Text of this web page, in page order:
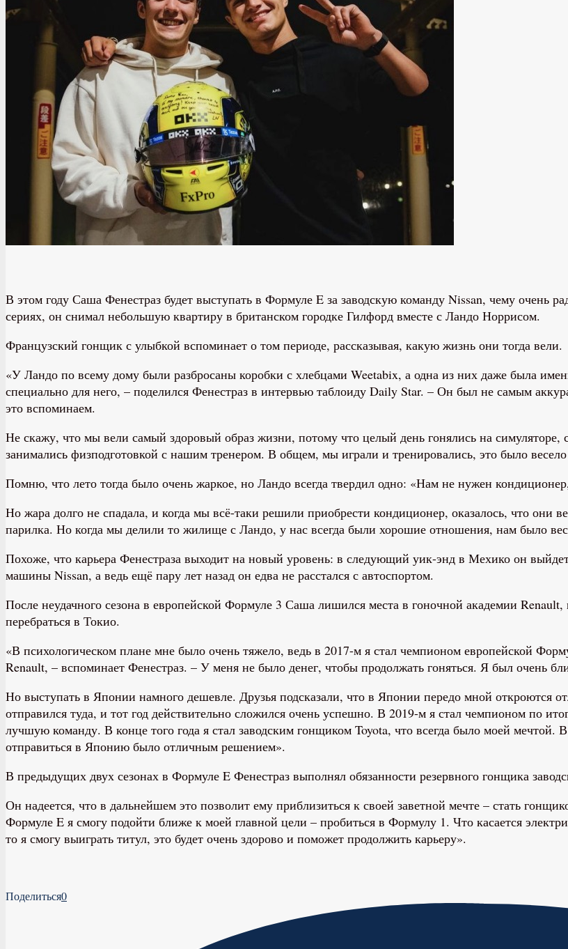
В этом году Саша Фенестраз будет выступать в Формуле E за заводскую команду Nissan, чему очень
сериях, он снимал небольшую квартиру в британском городке Гилфорд вместе с Ландо Норрисом.
Французский гонщик с улыбкой вспоминает о том периоде, рассказывая, какую жизнь они тогда вели.
«У Ландо по всему дому были разбросаны коробки с хлебцами Weetabix, а одна из них даже была
специально для него, – поделился Фенестраз в интервью таблоиду Daily Star. – Он был не самым
это вспоминаем.
Не скажу, что мы вели самый здоровый образ жизни, потому что целый день гонялись на
занимались физподготовкой с нашим тренером. В общем, мы играли и тренировались, это было
Помню, что лето тогда было очень жаркое, но Ландо всегда твердил одно: «Нам не нужен
Но жара долго не спадала, и когда мы всё-таки решили приобрести кондиционер, оказалось, что они
парилка. Но когда мы делили то жилище с Ландо, у нас всегда были хорошие отношения, нам было
Похоже, что карьера Фенестраза выходит на новый уровень: в следующий уик-энд в Мехико он
машины Nissan, а ведь ещё пару лет назад он едва не расстался с автоспортом.
После неудачного сезона в европейской Формуле 3 Саша лишился места в гоночной академии
перебраться в Токио.
«В психологическом плане мне было очень тяжело, ведь в 2017-м я стал чемпионом европейской
Renault, – вспоминает Фенестраз. – У меня не было денег, чтобы продолжать гоняться. Я был очень
Но выступать в Японии намного дешевле. Друзья подсказали, что в Японии передо мной откроются
отправился туда, и тот год действительно сложился очень успешно. В 2019-м я стал чемпионом по
лучшую команду. В конце того года я стал заводским гонщиком Toyota, что всегда было моей мечтой.
отправиться в Японию было отличным решением».
В предыдущих двух сезонах в Формуле E Фенестраз выполнял обязанности резервного гонщика
Он надеется, что в дальнейшем это позволит ему приблизиться к своей заветной мечте – стать
Формуле E я смогу подойти ближе к моей главной цели – пробиться в Формулу 1. Что касается
то я смогу выиграть титул, это будет очень здорово и поможет продолжить карьеру».
Поделиться0